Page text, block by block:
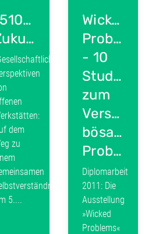
Zukunftsworkshop
dem
zu
5....
Wicked
Problems
- 10
Studien
zum
Probleme
Diplomarbeit
2011: Die
Ausstellung
»Wicked
Problems«